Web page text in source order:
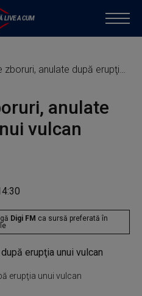
anulate după erupţia unui vulcan din Indonezia
anulate
vulcan
Digi FM ca sursă preferată în
erupţia unui vulcan